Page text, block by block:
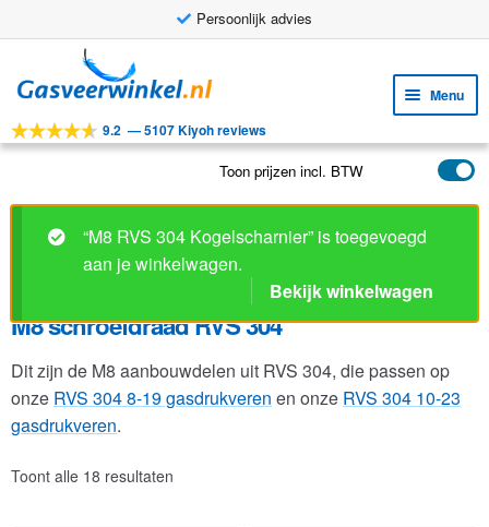
Persoonlijk advies
door
navigatie
naar
inhoud
Menu
Tools
Toepassingen
Klantenservice
9.2 —5107 Kiyoh reviews
Toon prijzen incl. BTW
“M8 RVS 304 Kogelscharnier” is toegevoegd
aan je winkelwagen.
Bekijk winkelwagen
M8 schroefdraad RVS 304
Dit zijn de M8 aanbouwdelen uit RVS 304, die passen op
onze RVS 304 8-19 gasdrukveren en onze RVS 304 10-23
gasdrukveren.
Toont alle 18 resultaten